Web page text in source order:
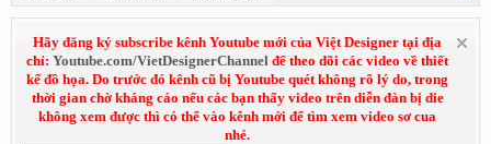
Hãy đăng ký subscribe kênh Youtube mới của Việt Designer tại địa
chỉ: Youtube.com/VietDesignerChannel để theo dõi các video về thiết
kế đồ họa. Do trước đó kênh cũ bị Youtube quét không rõ lý do, trong
thời gian chờ kháng cáo nếu các bạn thấy video trên diễn đàn bị die
không xem được thì có thể vào kênh mới để tìm xem video sơ cua
nhé.